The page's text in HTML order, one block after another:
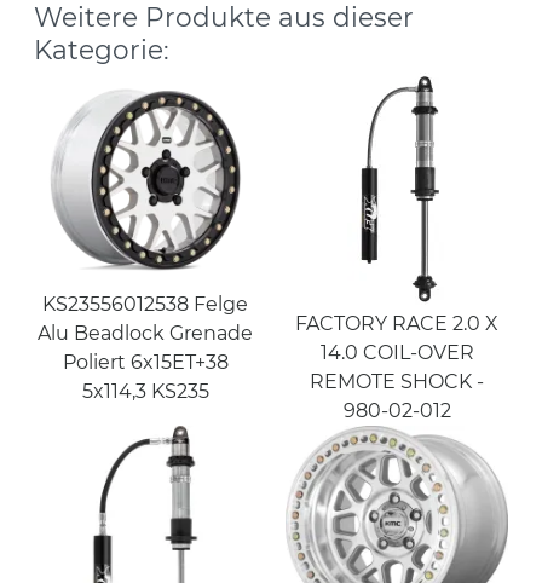
Weitere Produkte aus dieser
Kategorie:
KS23556012538 Felge
Alu Beadlock Grenade
Poliert 6x15ET+38
5x114,3 KS235
FACTORY RACE 2.0 X
14.0 COIL-OVER
REMOTE SHOCK -
980-02-012